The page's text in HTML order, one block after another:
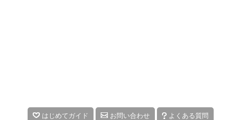
はじめてガイド お問い合わせ
よくある質問